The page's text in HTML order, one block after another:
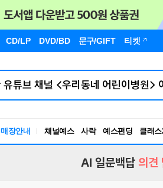
CD/LP DVD/BD 문구/GIFT 티켓
매장안내 채널예스 사락 예스펀딩 클래스
AI 일문백답 의견